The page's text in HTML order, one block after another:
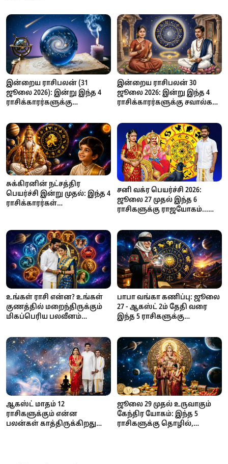
அதிர்ஷ்டம்!
இன்றைய ராசிபலன் (31
ஜூலை 2026): இன்று இந்த 4
ராசிக்காரர்களுக்கு
பணவரவு, அதிர்ஷ்டத்தில்
முன்னேற்றம்!
இன்றைய ராசிபலன் 30
ஜூலை 2026: இன்று இந்த 4
ராசிக்காரர்களுக்கு சவால்கள்
கைகொடுக்கிறது?
சுக்கிரனின் நட்சத்திர
பெயர்ச்சி இன்று முதல்: இந்த 4
ராசிக்காரர்கள்
அதிகரிக்குமாம்!
சனி வக்ர பெயர்ச்சி 2026:
ஜூலை 27 முதல் இந்த 6
ராசிகளுக்கு ராஜயோகம்...
உயர்வில் அதிர்ஷ்டம்!
உங்கள் ராசி என்ன? உங்கள்
குணத்தில் மறைந்திருக்கும்
மிகப்பெரிய பலவீனம்
பாபா வங்கா கணிப்பு: ஜூலை
27 - ஆகஸ்ட் 2ம் தேதி வரை
இந்த 5 ராசிகளுக்கு
ஆகஸ்ட் மாதம் 12
ராசிகளுக்கும் என்ன
பலன்கள் காத்திருக்கிறது
ஜூலை 29 முதல் உருவாகும்
கேந்திர யோகம்: இந்த 5
ராசிகளுக்கு தொழில்,